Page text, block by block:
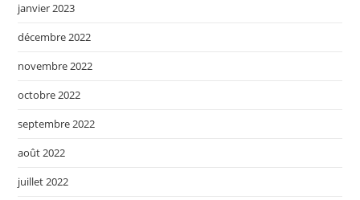
janvier 2023
décembre 2022
novembre 2022
octobre 2022
septembre 2022
août 2022
juillet 2022